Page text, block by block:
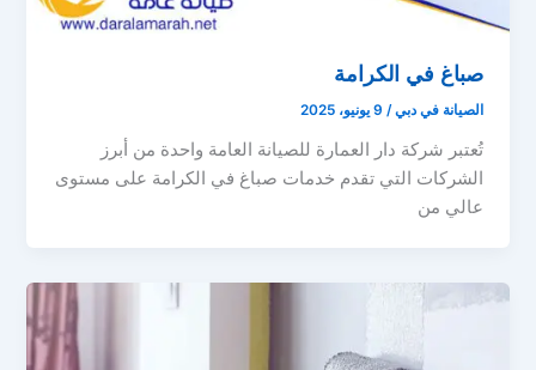
صباغ في الكرامة
الصيانة في دبي/ 9 يونيو، 2025
تُعتبر شركة دار العمارة للصيانة العامة واحدة من أبرز
الشركات التي تقدم خدمات صباغ في الكرامة على مستوى
عالي من